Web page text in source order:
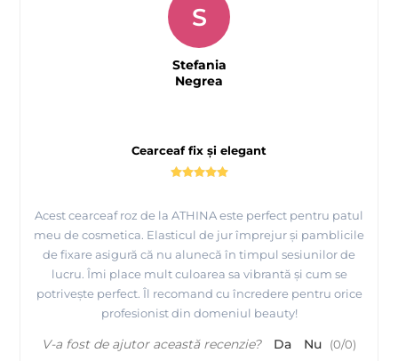
Cearceaf fix și elegant
Acest cearceaf roz de la ATHINA este perfect pentru patul
meu de cosmetica. Elasticul de jur împrejur și pamblicile
de fixare asigură că nu alunecă în timpul sesiunilor de
lucru. Îmi place mult culoarea sa vibrantă și cum se
potrivește perfect. Îl recomand cu încredere pentru orice
profesionist din domeniul beauty!
S
Stefania
Negrea
V-a fost de ajutor această recenzie? Da Nu (0/0)